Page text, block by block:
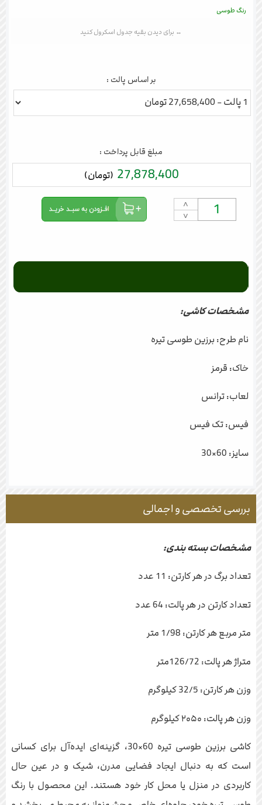
رنگ طوسی
بر اساس پالت :
مبلغ قابل پرداخت :
27,878,400 (تومان)
˄
˅
مشخصات کاشی:
نام طرح: برزین طوسی تیره
خاک: قرمز
لعاب: ترانس
فیس: تک فیس
سایز: 60×30
بررسی تخصصی و اجمالی
مشخصات بسته بندی:
تعداد برگ در هر کارتن: 11 عدد
تعداد کارتن در هر پالت: 64 عدد
متر مربع هر کارتن: 1/98 متر
متراژ هر پالت: 126/72متر
وزن هر کارتن: 32/5 کیلوگرم
وزن هر پالت: ۲۰۵۰ کیلوگرم
کاشی برزین طوسی تیره 60×30، گزینه‌ای ایده‌آل برای کسانی
است که به دنبال ایجاد فضایی مدرن، شیک و در عین حال
کاربردی در منزل یا محل کار خود هستند. این محصول با رنگ